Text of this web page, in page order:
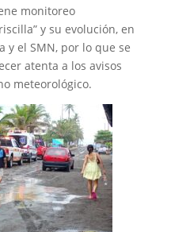
monitoreo
y su evolución, en
y el SMN, por lo que se
atenta a los avisos
meteorológico.